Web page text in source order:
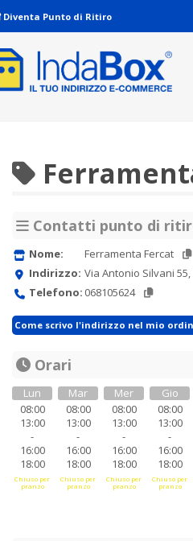
Diventa Punto di Ritiro
Contatti punto di
Nome:
Ferramenta Fercat
Indirizzo: Via Antonio Silvani 55,
Telefono: 068105624
Come scrivo l'indirizzo nel mio
Orari
Lun
08:00
13:00
-
16:00
18:00
Chiuso per
pranzo
Mar
08:00
13:00
-
16:00
18:00
Chiuso per
pranzo
Mer
08:00
13:00
-
16:00
18:00
Chiuso per
pranzo
Gio
08:00
13:00
-
16:00
18:00
Chiuso per
pranzo